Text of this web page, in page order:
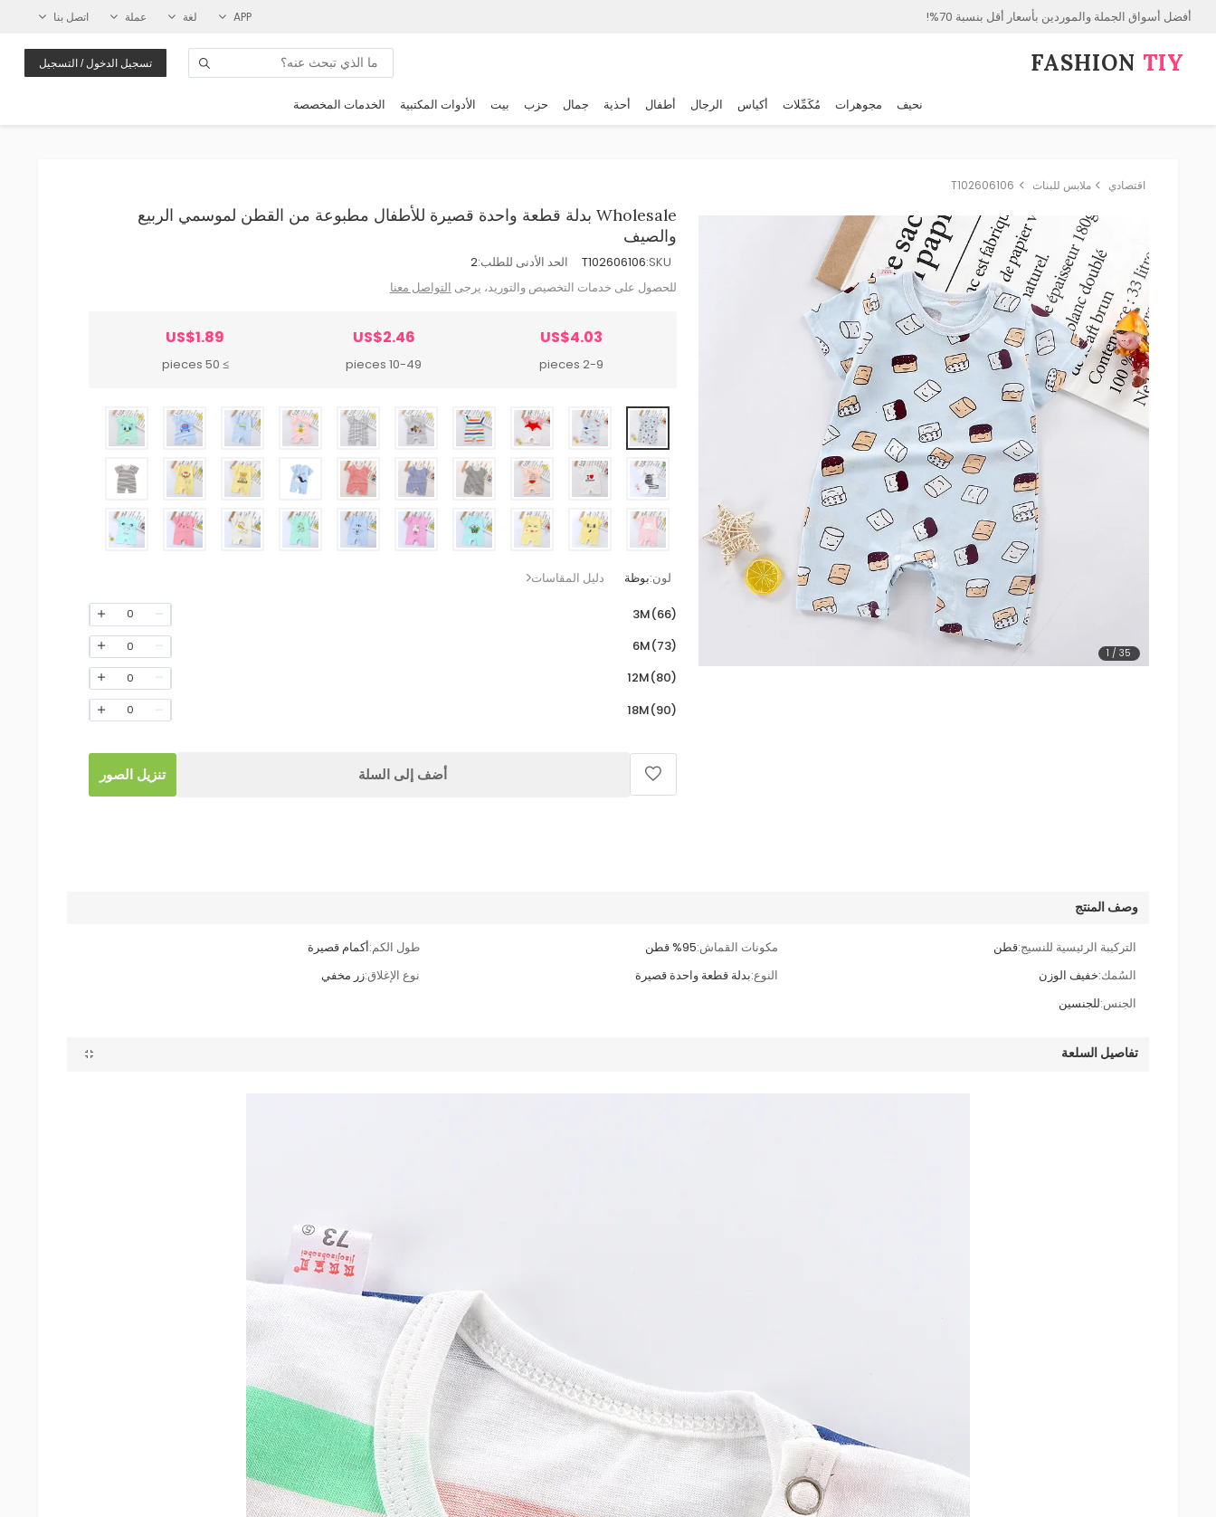
أفضل أسواق الجملة والموردين بأسعار أقل بنسبة 70%! APP لغة عملة اتصل بنا
FASHION⁠ TIY تسجيل الدخول / التسجيل
نحيف مجوهرات مُكَمِّلات أكياس الرجال أطفال أحذية جمال حزب بيت الأدوات المكتبية الخدمات المخصصة
اقتصادي ملابس للبنات T102606106
1 /35
Wholesale بدلة قطعة واحدة قصيرة للأطفال مطبوعة من القطن لموسمي الربيع
والصيف
SKU:
T102606106 الحد الأدنى للطلب:2
للحصول على خدمات التخصيص والتوريد، يرجى التواصل معنا
US$4.03
2-9 pieces
US$2.46
10-49 pieces
US$1.89
≥ 50 pieces
لون:بوظة دليل المقاسات
3M(66)
0
6M(73)
0
12M(80)
0
18M(90)
0
أضف إلى السلة تنزيل الصور
وصف المنتج
التركيبة الرئيسية للنسيج:قطن مكونات القماش:%95 قطن طول الكم:أكمام قصيرة
السُمك:خفيف الوزن النوع:بدلة قطعة واحدة قصيرة نوع الإغلاق:زر مخفي
الجنس:للجنسين
تفاصيل السلعة